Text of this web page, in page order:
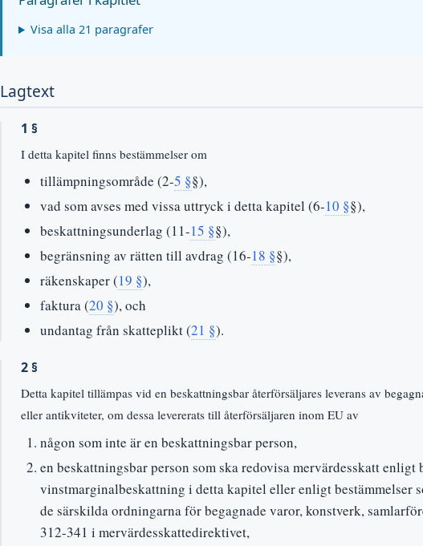
Visa alla 21 paragrafer
Lagtext
1 §
I detta kapitel finns bestämmelser om
tillämpningsområde (2-5 §§),
vad som avses med vissa uttryck i detta kapitel (6-10 §§),
beskattningsunderlag (11-15 §§),
begränsning av rätten till avdrag (16-18 §§),
räkenskaper (19 §),
faktura (20 §), och
undantag från skatteplikt (21 §).
2 §
Detta kapitel tillämpas vid en beskattningsbar återförsäljares leverans av
eller antikviteter, om dessa levererats till återförsäljaren inom EU av
någon som inte är en beskattningsbar person,
en beskattningsbar person som ska redovisa mervärdesskatt enligt
vinstmarginalbeskattning i detta kapitel eller enligt bestämmelser
de särskilda ordningarna för begagnade varor, konstverk,
312-341 i mervärdesskattedirektivet,